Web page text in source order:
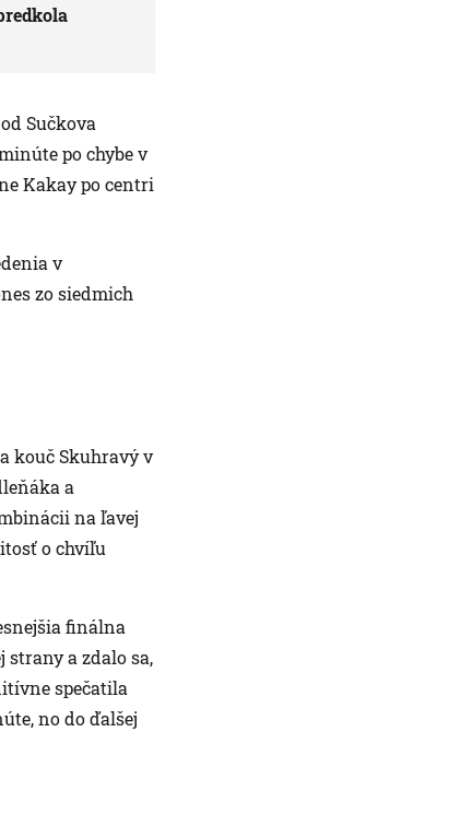
Sučkova
po chybe v
Kakay po centri
v
zo siedmich
kouč Skuhravý v
a
na ľavej
o chvíľu
finálna
a zdalo sa,
spečatila
no do ďalšej